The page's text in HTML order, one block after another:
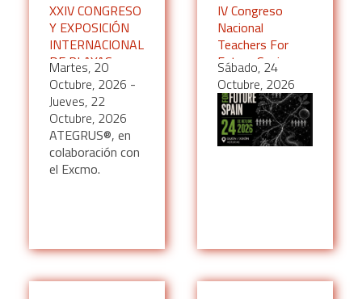
XXIV CONGRESO
Y EXPOSICIÓN
INTERNACIONAL
DE PLAYAS –
ECOPLAYAS
2026
Martes, 20
Octubre, 2026 -
Jueves, 22
Octubre, 2026
ATEGRUS®, en
colaboración con
el Excmo.
IV Congreso
Nacional
Teachers For
Future Spain
Sábado, 24
Octubre, 2026